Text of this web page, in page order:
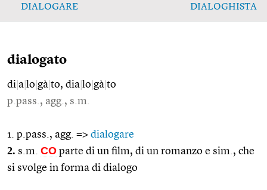
DIALOGARE
DIALOGHISTA
dialogato
di a lo gà to, dia lo gà to
p.pass., agg., s.m.
1. p.pass., agg. => dialogare
2. s.m. CO parte di un film, di un romanzo e sim., che
si svolge in forma di dialogo